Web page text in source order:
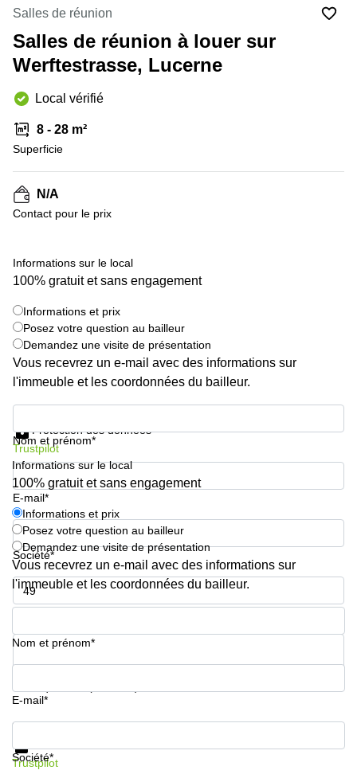
Coworking
Genève
Coworking
Lausanne
Basel
Coworking
Lugano
Coworking
Coworking
Nyon
Versoix
Coworking
Meyrin
Salle
réunion
Salles
de
réunion
Genève
Salle de
réunion
Lausanne
Business
center
Lausanne
Rue de
la Cité
1
Genève
Place
de la
12
Genève
Rue de la
Corraterie
5 Genève
Bamba
1-3
Genève
Rue de
Lausanne
69
Genève
Avenue
Genève
Quai
de l’Ile
13
Genève
Suisse
8A
Etoy
Esplanade
Rouge 4
Lancy
de
Meyrin
267
Chemin
Salles de réunion
Salles de réunion à louer sur
Werftestrasse, Lucerne
Local vérifié
8 - 28 m²
Superficie
N/A
Contact pour le prix
Informations sur le local
100% gratuit et sans engagement
Informations et prix
Posez votre question au bailleur
Demandez une visite de présentation
Vous recevrez un e-mail avec des informations sur
l'immeuble et les coordonnées du bailleur.
Nom et prénom*
E-mail*
Société*
Numéro de téléphone*
Protection des données
Trustpilot
Informations sur le local
100% gratuit et sans engagement
Informations et prix
Posez votre question au bailleur
Demandez une visite de présentation
Vous recevrez un e-mail avec des informations sur
l'immeuble et les coordonnées du bailleur.
Nom et prénom*
E-mail*
Société*
Informations et prix
Trustpilot